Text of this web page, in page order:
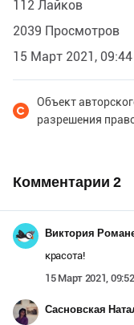
112 Лайков
2039 Просмотров
15 Март 2021, 09:44
Объект
разрешения
Комментарии 2
Виктория
красота!
15 Март 2021, 09:52
Сасновская